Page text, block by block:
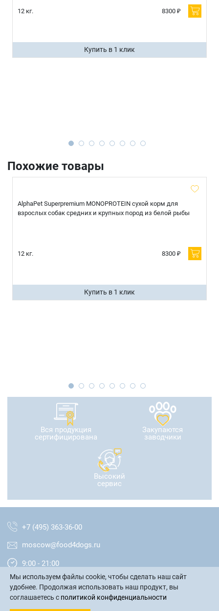
12 кг. 8300 ₽
Купить в 1 клик
Похожие товары
AlphaPet Superpremium MONOPROTEIN сухой корм для
взрослых собак средних и крупных пород из белой рыбы
12 кг. 8300 ₽
Купить в 1 клик
Вся продукция
сертифицирована
Закупаются
заводчики
Высокий
сервис
+7 (495) 363-36-00
moscow@food4dogs.ru
9:00 - 21:00
Москва и МО
Мы используем файлы cookie, чтобы сделать наш сайт
удобнее. Продолжая использовать наш продукт, вы
соглашаетесь с политикой конфиденциальности